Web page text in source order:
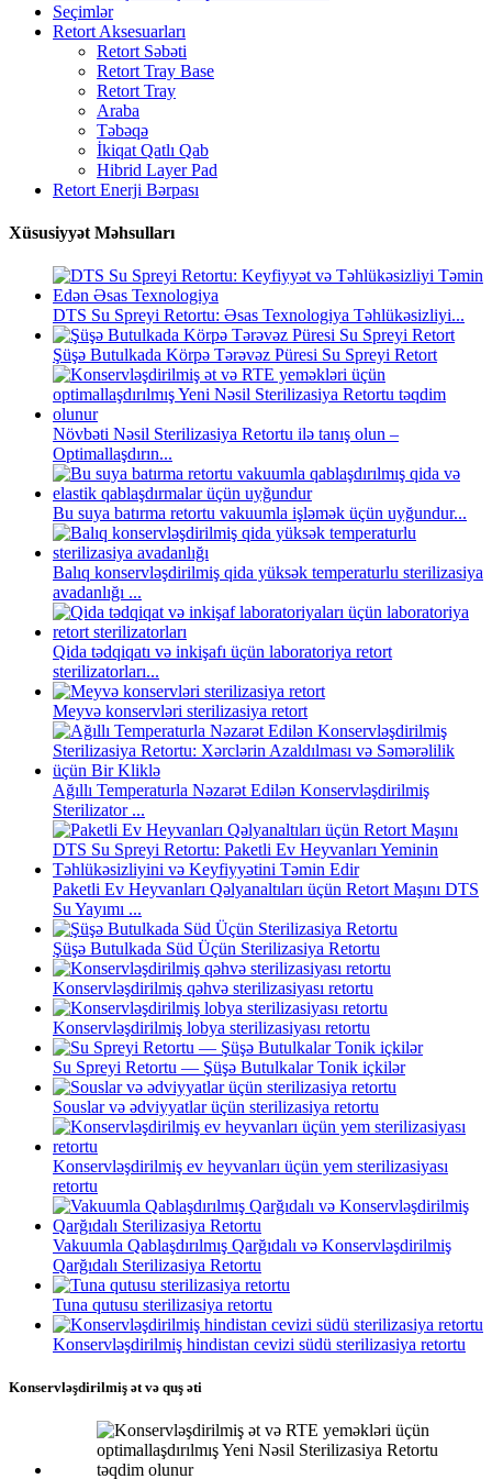
Seçimlər
Retort Aksesuarları
Retort Səbəti
Retort Tray Base
Retort Tray
Araba
Təbəqə
İkiqat Qatlı Qab
Hibrid Layer Pad
Retort Enerji Bərpası
Xüsusiyyət Məhsulları
DTS Su Spreyi Retortu: Əsas Texnologiya Təhlükəsizliyi...
Şüşə Butulkada Körpə Tərəvəz Püresi Su Spreyi Retort
Növbəti Nəsil Sterilizasiya Retortu ilə tanış olun –
Optimallaşdırın...
Bu suya batırma retortu vakuumla işləmək üçün uyğundur...
Balıq konservləşdirilmiş qida yüksək temperaturlu sterilizasiya
avadanlığı ...
Qida tədqiqatı və inkişafı üçün laboratoriya retort
sterilizatorları...
Meyvə konservləri sterilizasiya retort
Ağıllı Temperaturla Nəzarət Edilən Konservləşdirilmiş
Sterilizator ...
Paketli Ev Heyvanları Qəlyanaltıları üçün Retort Maşını DTS
Su Yayımı ...
Şüşə Butulkada Süd Üçün Sterilizasiya Retortu
Konservləşdirilmiş qəhvə sterilizasiyası retortu
Konservləşdirilmiş lobya sterilizasiyası retortu
Su Spreyi Retortu — Şüşə Butulkalar Tonik içkilər
Souslar və ədviyyatlar üçün sterilizasiya retortu
Konservləşdirilmiş ev heyvanları üçün yem sterilizasiyası
retortu
Vakuumla Qablaşdırılmış Qarğıdalı və Konservləşdirilmiş
Qarğıdalı Sterilizasiya Retortu
Tuna qutusu sterilizasiya retortu
Konservləşdirilmiş hindistan cevizi südü sterilizasiya retortu
Konservləşdirilmiş ət və quş əti